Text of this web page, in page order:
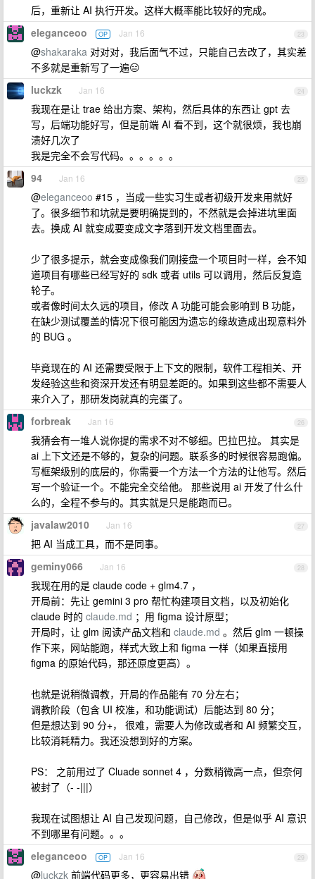
后，重新让 AI 执行开发。这样大概率能比较好的完成。
23
eleganceoo OP Jan 16
@shakaraka 对对对，我后面气不过，只能自己去改了，其实差
不多就是重新写了一遍😑
24
luckzk Jan 16
我现在是让 trae 给出方案、架构，然后具体的东西让 gpt 去
写，后端功能好写，但是前端 AI 看不到，这个就很烦，我也崩
溃好几次了
我是完全不会写代码。。。。。。
25
94 Jan 16
@eleganceoo #15 ，当成一些实习生或者初级开发来用就好
了。很多细节和坑就是要明确提到的，不然就是会掉进坑里面
去。换成 AI 就变成要变成文字落到开发文档里面去。
少了很多提示，就会变成像我们刚接盘一个项目时一样，会不知
道项目有哪些已经写好的 sdk 或者 utils 可以调用，然后反复造
轮子。
或者像时间太久远的项目，修改 A 功能可能会影响到 B 功能，
在缺少测试覆盖的情况下很可能因为遗忘的缘故造成出现意料外
的 BUG 。
毕竟现在的 AI 还需要受限于上下文的限制，软件工程相关、开
发经验这些和资深开发还有明显差距的。如果到这些都不需要人
来介入了，那研发岗就真的完蛋了。
26
forbreak Jan 16
我猜会有一堆人说你提的需求不对不够细。巴拉巴拉。 其实是
ai 上下文还是不够的，复杂的问题。联系多的时候很容易跑偏。
写框架级别的底层的，你需要一个方法一个方法的让他写。然后
写一个验证一个。不能完全交给他。 那些说用 ai 开发了什么什
么的，全程不参与的。其实就是只是能跑而已。
27
javalaw2010 Jan 16
把 AI 当成工具，而不是同事。
28
geminy066 Jan 16
我现在用的是 claude code + glm4.7 ，
开局前：先让 gemini 3 pro 帮忙构建项目文档，以及初始化
claude 时的 claude.md ；用 figma 设计原型；
开局时，让 glm 阅读产品文档和 claude.md 。然后 glm 一顿操
作下来，网站能跑，样式大致上和 figma 一样（如果直接用
figma 的原始代码，那还原度更高）。
也就是说稍微调教，开局的作品能有 70 分左右；
调教阶段（包含 UI 校准，和功能调试）后能达到 80 分；
但是想达到 90 分+， 很难，需要人为修改或者和 AI 频繁交互，
比较消耗精力。我还没想到好的方案。
PS： 之前用过了 Cluade sonnet 4 ，分数稍微高一点，但奈何
被封了（- -|||）
我现在试图想让 AI 自己发现问题，自己修改，但是似乎 AI 意识
不到哪里有问题。。。
29
eleganceoo OP Jan 16
@luckzk 前端代码更多，更容易出错